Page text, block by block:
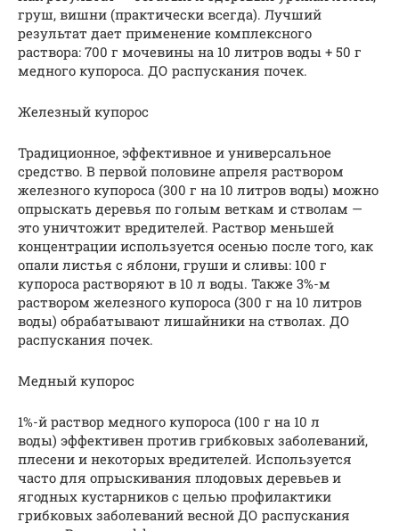
груш, вишни (практически всегда). Лучший
результат дает применение комплексного
раствора: 700 г мочевины на 10 литров воды + 50 г
медного купороса. ДО распускания почек.
Железный купорос
Традиционное, эффективное и универсальное
средство. В первой половине апреля раствором
железного купороса (300 г на 10 литров воды) можно
опрыскать деревья по голым веткам и стволам —
это уничтожит вредителей. Раствор меньшей
концентрации используется осенью после того, как
опали листья с яблони, груши и сливы: 100 г
купороса растворяют в 10 л воды. Также 3%-м
раствором железного купороса (300 г на 10 литров
воды) обрабатывают лишайники на стволах. ДО
распускания почек.
Медный купорос
1%-й раствор медного купороса (100 г на 10 л
воды) эффективен против грибковых заболеваний,
плесени и некоторых вредителей. Используется
часто для опрыскивания плодовых деревьев и
ягодных кустарников с целью профилактики
грибковых заболеваний весной ДО распускания